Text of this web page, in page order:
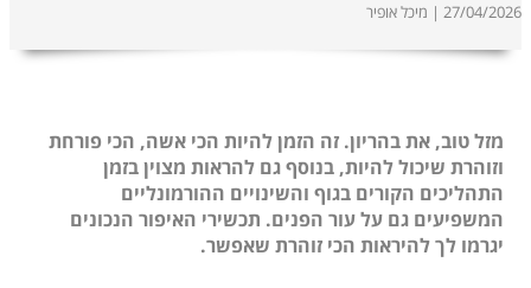
27/04/2026 | מיכל אופיר
מזל טוב, את בהריון. זה הזמן להיות הכי אשה, הכי פורחת
וזוהרת שיכול להיות, בנוסף גם להראות מצוין בזמן
התהליכים הקורים בגוף והשינויים ההורמונליים
המשפיעים גם על עור הפנים. תכשירי האיפור הנכונים
יגרמו לך להיראות הכי זוהרת שאפשר.